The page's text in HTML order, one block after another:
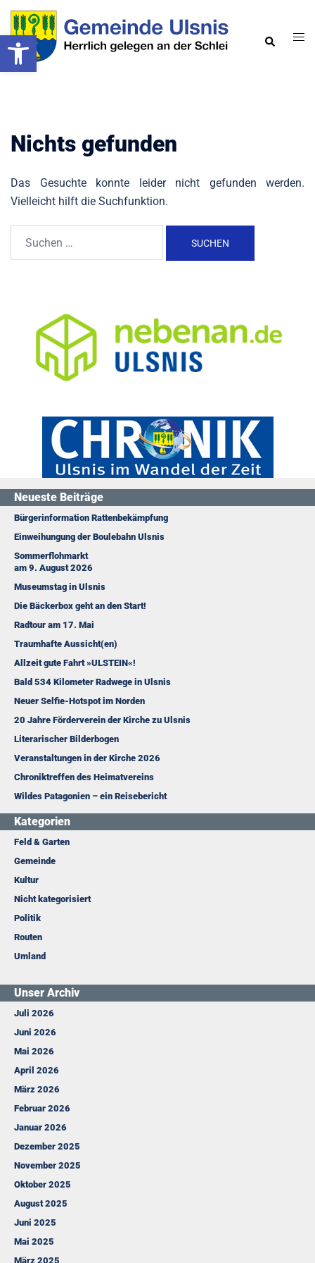
Zum
Inhalt
springen
Suche
Nichts gefunden
Das Gesuchte konnte leider nicht gefunden werden.
Vielleicht hilft die Suchfunktion.
Neueste Beiträge
Bürgerinformation Rattenbekämpfung
Einweihungung der Boulebahn Ulsnis
Sommerflohmarkt
am 9. August 2026
Museumstag in Ulsnis
Die Bäckerbox geht an den Start!
Radtour am 17. Mai
Traumhafte Aussicht(en)
Allzeit gute Fahrt »ULSTEIN«!
Bald 534 Kilometer Radwege in Ulsnis
Neuer Selfie-Hotspot im Norden
20 Jahre Förderverein der Kirche zu Ulsnis
Literarischer Bilderbogen
Veranstaltungen in der Kirche 2026
Chroniktreffen des Heimatvereins
Wildes Patagonien – ein Reisebericht
Kategorien
Feld & Garten
Gemeinde
Kultur
Nicht kategorisiert
Politik
Routen
Umland
Unser Archiv
Juli 2026
Juni 2026
Mai 2026
April 2026
März 2026
Februar 2026
Januar 2026
Dezember 2025
November 2025
Oktober 2025
August 2025
Juni 2025
Mai 2025
März 2025
Werkzeugleiste öffnen